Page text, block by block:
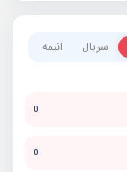
سریال انیمه
0
0